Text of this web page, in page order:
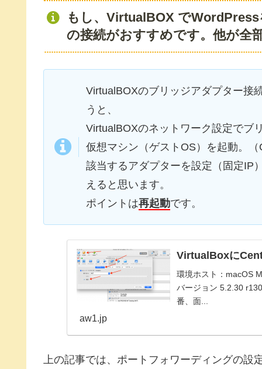
もし、VirtualBOX で
の接続がおすすめです。他が全
VirtualBOXのブリッジアダプター接
うと、
VirtualBOXのネットワーク設定でブ
仮想マシン（ゲストOS）を起動。
該当するアダプターを設定（固定IP
えると思います。
ポイントは再起動です。
VirtualBoxに
環境ホスト：macOS
バージョン 5.2.30
番、面...
aw1.jp
上の記事では、ポートフォワーディングの設